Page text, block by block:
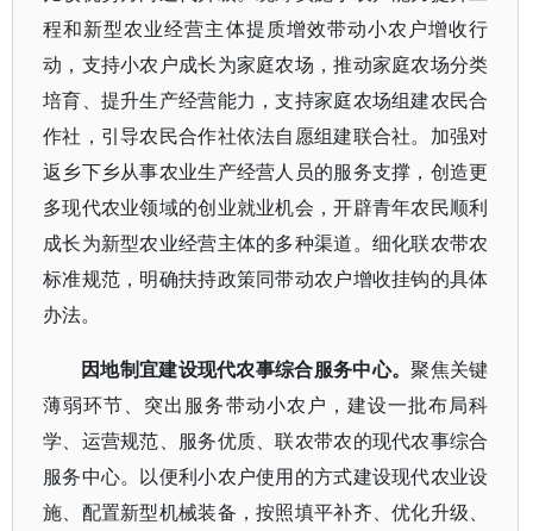
程和新型农业经营主体提质增效带动小农户增收行
动，支持小农户成长为家庭农场，推动家庭农场分类
培育、提升生产经营能力，支持家庭农场组建农民合
作社，引导农民合作社依法自愿组建联合社。加强对
返乡下乡从事农业生产经营人员的服务支撑，创造更
多现代农业领域的创业就业机会，开辟青年农民顺利
成长为新型农业经营主体的多种渠道。细化联农带农
标准规范，明确扶持政策同带动农户增收挂钩的具体
办法。
因地制宜建设现代农事综合服务中心。聚焦关键
薄弱环节、突出服务带动小农户，建设一批布局科
学、运营规范、服务优质、联农带农的现代农事综合
服务中心。以便利小农户使用的方式建设现代农业设
施、配置新型机械装备，按照填平补齐、优化升级、